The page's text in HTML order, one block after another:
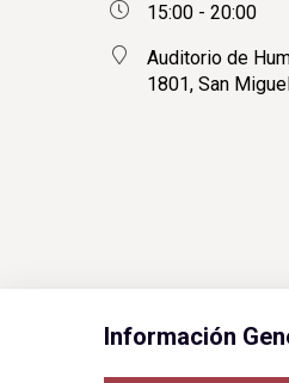
15:00 - 20:00
Auditorio de
1801, San
Información